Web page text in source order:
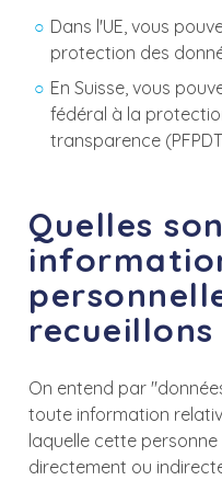
Dans l'UE, vous
protection des
En Suisse, vous
fédéral à la
transparence
Quelles
recueillons
On entend par
toute information
laquelle cette
directement ou